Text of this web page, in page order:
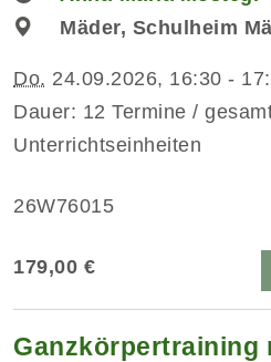
Mäder, Schulheim
Do. 24.09.2026, 16:30 -
Dauer: 12 Termine /
Unterrichtseinheiten
26W76015
179,00 €
Ganzkörpertraining